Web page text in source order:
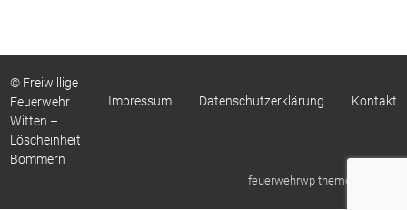
© Freiwillige
Feuerwehr
Witten –
Löscheinheit
Bommern
Impressum Datenschutzerklärung Kontakt
feuerwehrwp theme by